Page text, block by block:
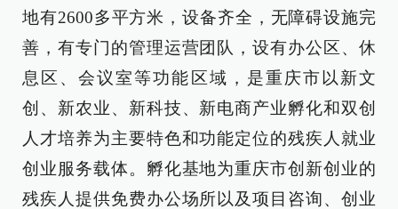
地有2600多平方米，设备齐全，无障碍设施完
善，有专门的管理运营团队，设有办公区、休
息区、会议室等功能区域，是重庆市以新文
创、新农业、新科技、新电商产业孵化和双创
人才培养为主要特色和功能定位的残疾人就业
创业服务载体。孵化基地为重庆市创新创业的
残疾人提供免费办公场所以及项目咨询、创业